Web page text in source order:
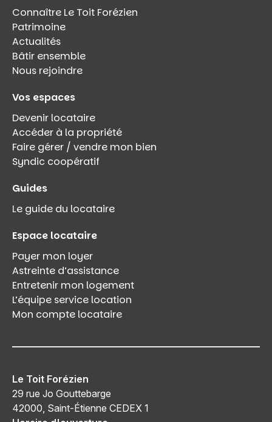
Connaître Le Toit Forézien
Patrimoine
Actualités
Bâtir ensemble
Nous rejoindre
Vos espaces
Devenir locataire
Accéder à la propriété
Faire gérer / vendre mon bien
Syndic coopératif
Guides
Le guide du locataire
Espace locataire
Payer mon loyer
Astreinte d’assistance
Entretenir mon logement
L’équipe service location
Mon compte locataire
Le Toit Forézien
29 rue Jo Gouttebarge
42000, Saint-Étienne CEDEX 1